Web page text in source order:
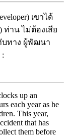
เขาได้
ท่าน ไม่ต้องเสีย
บทาง ผู้พัฒนา
up an
each year as he
This year,
that has
them before